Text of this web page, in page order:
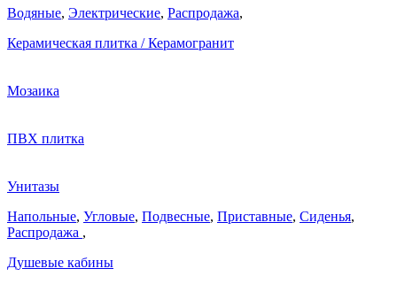
Водяные, Электрические, Распродажа,
Керамическая плитка / Керамогранит
Мозаика
ПВХ плитка
Унитазы
Напольные, Угловые, Подвесные, Приставные, Сиденья,
Распродажа ,
Душевые кабины